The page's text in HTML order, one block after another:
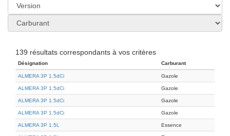
139 résultats correspondants à vos critères
Désignation Carburant
ALMERA 3P 1.5dCi Gazole
ALMERA 3P 1.5dCi Gazole
ALMERA 3P 1.5dCi Gazole
ALMERA 3P 1.5dCi Gazole
ALMERA 3P 1.5L Essence